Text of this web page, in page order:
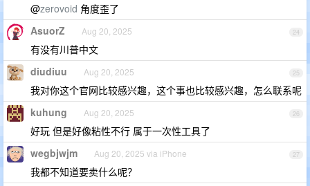
@zerovoid 角度歪了
24
AsuorZ Aug 20, 2025
有没有川普中文
25
diudiuu Aug 20, 2025
我对你这个官网比较感兴趣，这个事也比较感兴趣，怎么联系呢
26
kuhung Aug 20, 2025
好玩 但是好像粘性不行 属于一次性工具了
27
wegbjwjm Aug 20, 2025 via iPhone
我都不知道要卖什么呢？